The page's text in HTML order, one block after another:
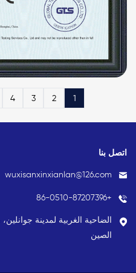
1
2
3
4
اتصل بنا
wuxisanxinxianlan@126.com
+86-0510-87207396
الضاحية الغربية لمدينة
الصين